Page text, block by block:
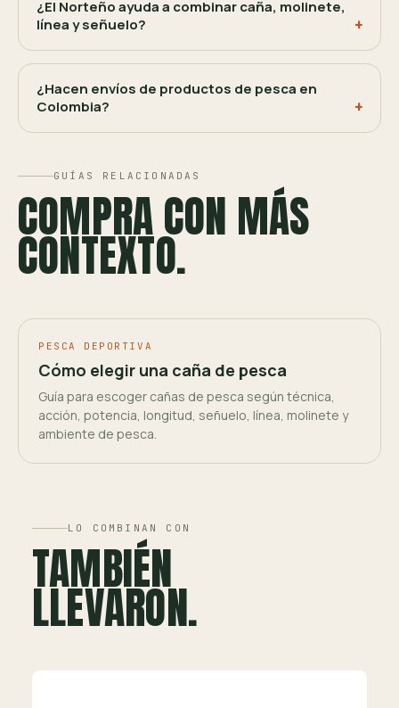
¿El Norteño ayuda a combinar caña, molinete,
línea y señuelo?
¿Hacen envíos de productos de pesca en
Colombia?
GUÍAS RELACIONADAS
COMPRA CON MÁS
CONTEXTO.
PESCA DEPORTIVA
Cómo elegir una caña de pesca
Guía para escoger cañas de pesca según técnica,
acción, potencia, longitud, señuelo, línea, molinete y
ambiente de pesca.
LO COMBINAN CON
TAMBIÉN
LLEVARON.